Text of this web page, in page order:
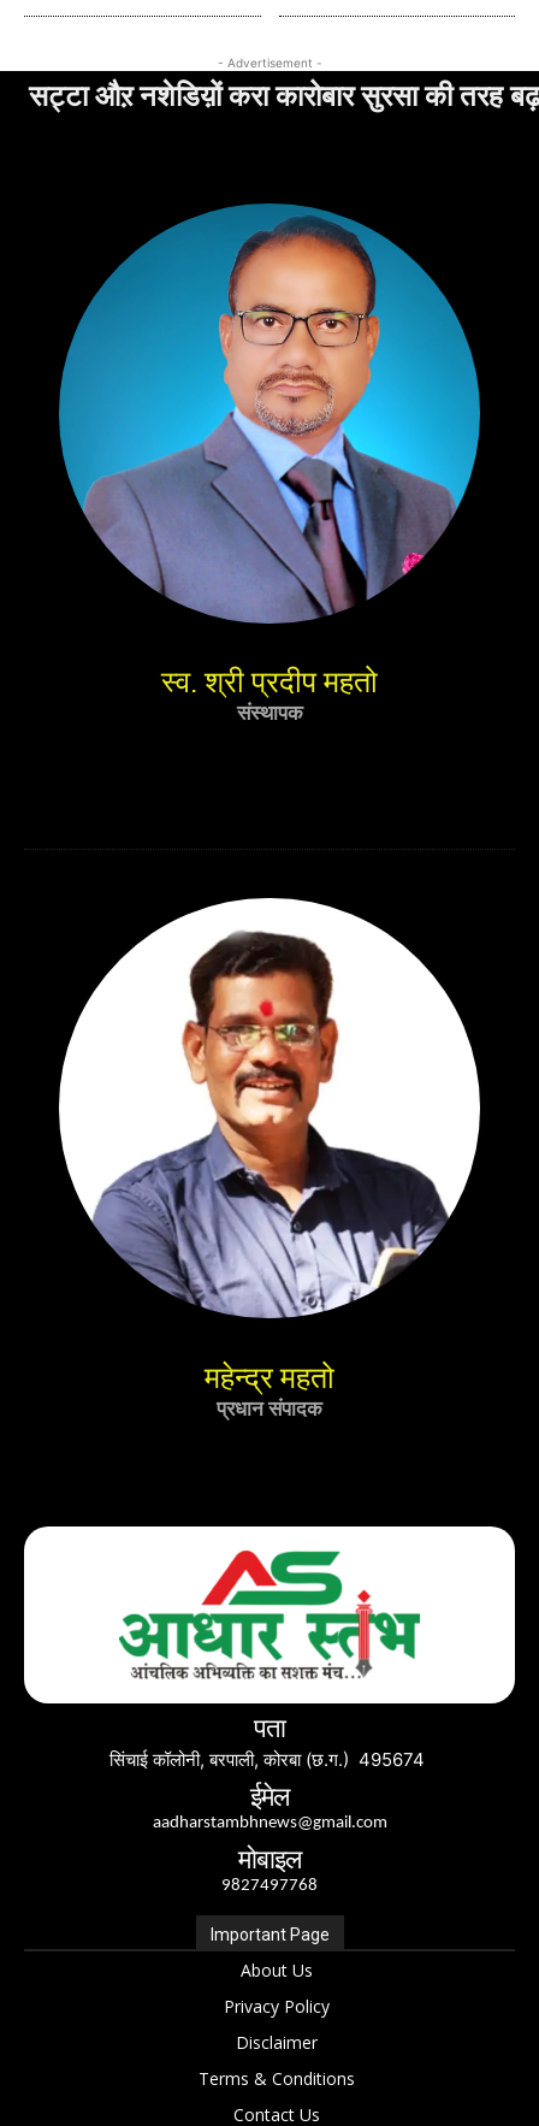
स्व. श्री प्रदीप महतो
संस्थापक
महेन्द्र महतो
प्रधान संपादक
पता
सिंचाई कॉलोनी, बरपाली, कोरबा (छ.ग.) 495674
ईमेल
aadharstambhnews@gmail.com
मोबाइल
9827497768
Important Page
About Us
Privacy Policy
Disclaimer
Terms & Conditions
Contact Us